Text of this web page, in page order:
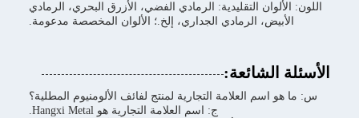
اللون: الألوان التقليدية: الرمادي الفضي، الأزرق البحري، الرمادي
الأبيض، الرمادي الجداري، إلخ.؛ الألوان المخصصة مدعومة.
الأسئلة الشائعة:
س: ما هو اسم العلامة التجارية لمنتج لفائف الألومنيوم المطلية؟
ج: اسم العلامة التجارية هو Hangxi Metal.